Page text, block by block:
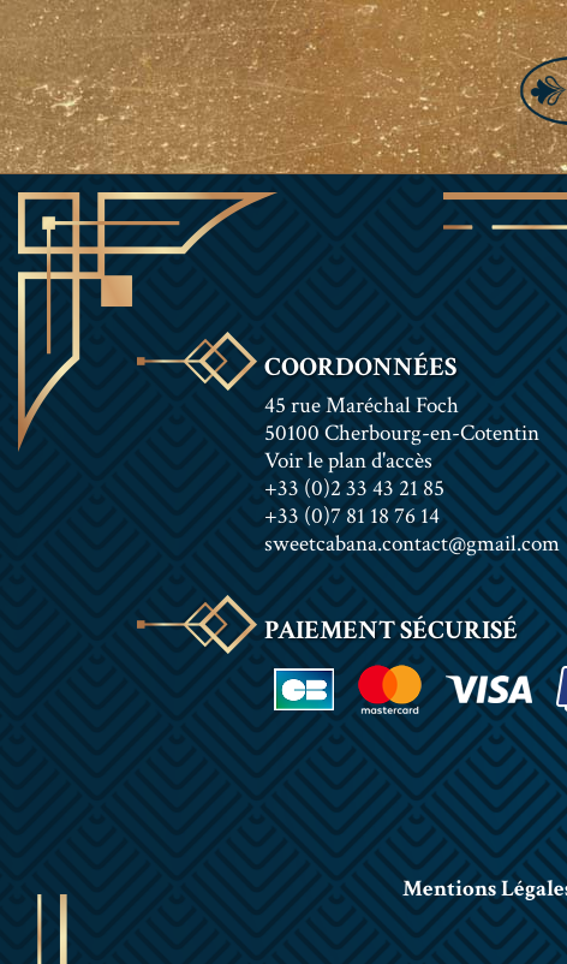
COORDONNÉES
45 rue Maréchal Foch
50100 Cherbourg-en-Cotentin
Voir le plan d'accès
+33 (0)2 33 43 21 85
+33 (0)7 81 18 76 14
sweetcabana.contact@gmail.com
PAIEMENT SÉCURISÉ
Mentions